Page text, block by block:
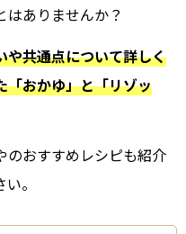
はありませんか？
や共通点について詳しく
「おかゆ」と「リゾッ
のおすすめレシピも紹介
。